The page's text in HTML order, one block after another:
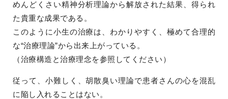
めんどくさい精神分析理論から解放された結果、得られ
た貴重な成果である。
このように小生の治療は、わかりやすく、極めて合理的
な“治療理論”から出来上がっている。
（治療構造と治療理念を参照してください）
従って、小難しく、胡散臭い理論で患者さんの心を混乱
に陥し入れることはない。